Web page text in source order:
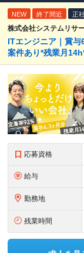
NEW 終了間近 正
株式会社システムリサ
ITエンジニア｜賞
案件あり*残業月
応募資格
給与
勤務地
残業時間